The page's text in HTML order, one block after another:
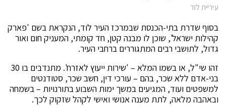
עיריית לוד
בסוף שדרת בתי-הכנסת שבמרכז העיר לוד, הנקראת בשם 'פארק
קהילות ישראל', שוכן לו מבנה קטן, חד קומתי, המעניק חום ואור
גדול, לתושבי רבים המתגוררים ברחבי העיר.
זהו שי"ל, או בשמו המלא – 'שירות ייעוץ לאזרח'. מתנדבים בו 30
בני-אדם ללא שכר, בהם – עורכי דין, חשב שכר, סטודנטים
למשפטים ועוד, המגיעים במשך ימות השבוע בתורנויות – בשמחה
ובאהבה מלאה, לתת מענה אנושי ואישי לקהל שזקוק לכך.